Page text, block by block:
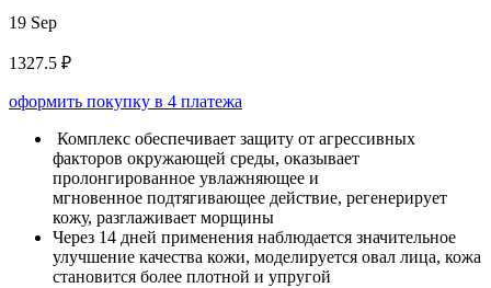
19 Sep
1327.5 ₽
оформить покупку в 4 платежа
Комплекс обеспечивает защиту от агрессивных
факторов окружающей среды, оказывает
пролонгированное увлажняющее и
мгновенное подтягивающее действие, регенерирует
кожу, разглаживает морщины
Через 14 дней применения наблюдается значительное
улучшение качества кожи, моделируется овал лица, кожа
становится более плотной и упругой